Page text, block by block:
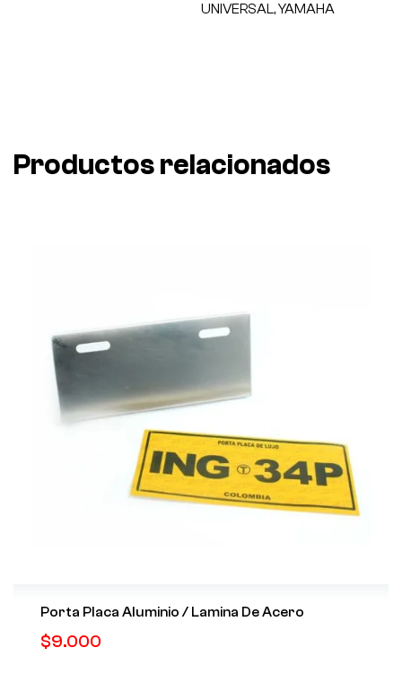
UNIVERSAL,YAMAHA
Productos relacionados
Porta Placa Aluminio / Lamina De Acero
$9.000